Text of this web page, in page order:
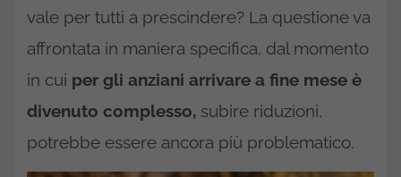
vale per tutti a prescindere? La questione va
affrontata in maniera specifica, dal momento
in cui per gli anziani arrivare a fine mese è
divenuto complesso, subire riduzioni,
potrebbe essere ancora più problematico.